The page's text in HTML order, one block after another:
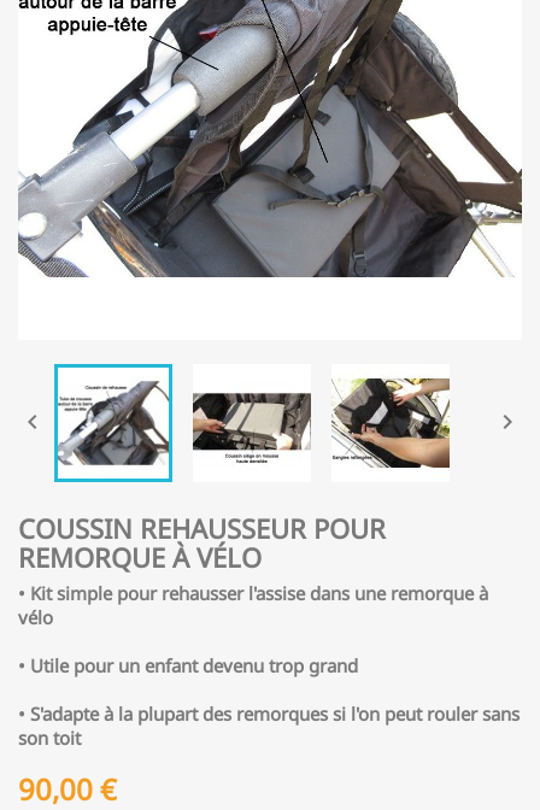
 
COUSSIN REHAUSSEUR POUR
REMORQUE À VÉLO
• Kit simple pour rehausser l'assise dans une remorque à
vélo
• Utile pour un enfant devenu trop grand
• S'adapte à la plupart des remorques si l'on peut rouler sans
son toit
90,00 €